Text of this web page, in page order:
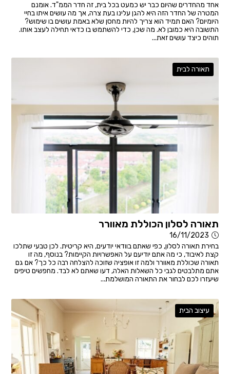
אחד מהחדרים שהיום כבר יש כמעט בכל בית, זה חדר הממ"ד. אומנם
המטרה של החדר הזה היא להגן עלינו בעת צרה, אך מה עושים איתו בחיי
היומיום? האם תמיד הוא צריך להיות מחסן שלא באמת עושים בו שימוש?
התשובה היא כמובן לא. מה שכן, כדי להשתמש בו כדאי תחילה לעצב אותו.
תוהים כיצד עושים זאת...
תאורה לבית
תאורה לסלון הכוללת מאוורר
16/11/2023
בחירת תאורה לסלון, כפי שאתם בוודאי יודעים, היא קריטית. לכן טבעי שתלכו
קצת לאיבוד, כי מה אתם יודיעם על האפשרויות הקיימות? בנוסף, מה זו
תאורה שכוללת מאוורר ולמה זו אופציה שזוכה להצלחה רבה כל כך? אם גם
אתם מתלבטים לגבי כל השאלות האלה, דעו שאתם לא לבד. מחפשים טיפים
שיעזרו לכם לבחור את התאורה המושלמת...
עיצוב הבית